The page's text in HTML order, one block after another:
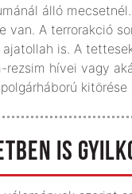
álló
van. A terrorakció
is. A
rezsim hívei vagy
IS